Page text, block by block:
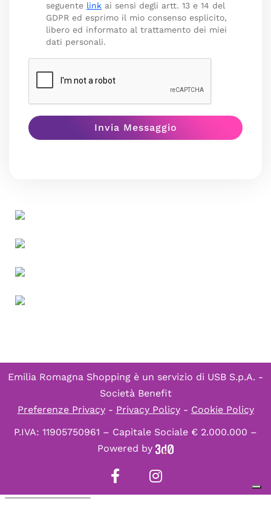
seguente link ai sensi degli artt. 13 e 14 del
GDPR ed esprimo il mio consenso esplicito,
libero ed informato al trattamento dei miei
dati personali.
Emilia Romagna Shopping è un servizio di USB S.p.A. -
Società Benefit
Preferenze Privacy- Privacy Policy- Cookie Policy
P.IVA: 11905750961 – Capitale Sociale € 2.000.000 –
Powered by